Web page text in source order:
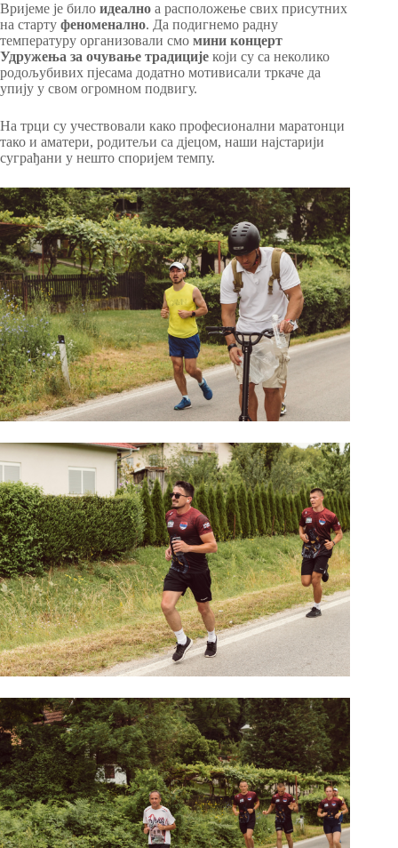
Вријеме је било идеално а расположење свих присутних
на старту феноменално. Да подигнемо радну
температуру организовали смо мини концерт
Удружења за очување традиције који су са неколико
родољубивих пјесама додатно мотивисали тркаче да
упију у свом огромном подвигу.
На трци су учествовали како професионални маратонци
тако и аматери, родитељи са дјецом, наши најстарији
суграђани у нешто споријем темпу.